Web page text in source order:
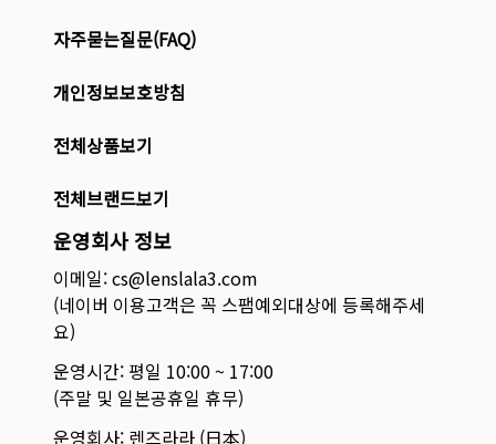
자주묻는질문(FAQ)
개인정보보호방침
전체상품보기
전체브랜드보기
운영회사 정보
이메일: cs@lenslala3.com
(네이버 이용고객은 꼭 스팸예외대상에 등록해주세
요)
운영시간: 평일 10:00 ~ 17:00
(주말 및 일본공휴일 휴무)
운영회사: 렌즈라라 (日本)